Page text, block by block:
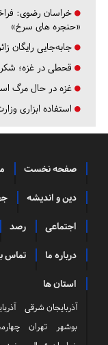
خراسان رضوی:
«حنجره های سرخ»
جابه‌جایی رایگان
قحطی در غزه؛ شکر
غزه در حال مرگ
استفاده ابزاری
صفحه نخست
دین و اندیشه
اجتماعی رصد
درباره ما تماس
استان ها
آذربایجان شرقی
بوشهر
تهران